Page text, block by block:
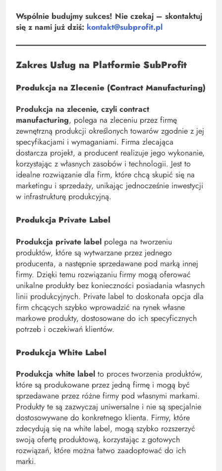
Wspólnie budujmy sukces! Nie czekaj – skontaktuj
się z nami już dziś: kontakt@subprofit.pl
Zakres Usług na Platformie SubProfit
Produkcja na Zlecenie (Contract Manufacturing)
Produkcja na zlecenie, czyli contract
manufacturing, polega na zleceniu przez firmę
zewnętrzną produkcji określonych towarów zgodnie z jej
specyfikacjami i wymaganiami. Firma zlecająca
dostarcza projekt, a producent realizuje jego wykonanie,
korzystając z własnych zasobów i technologii. Jest to
idealne rozwiązanie dla firm, które chcą skupić się na
marketingu i sprzedaży, unikając jednocześnie inwestycji
w infrastrukturę produkcyjną.
Produkcja Private Label
Produkcja private label polega na tworzeniu
produktów, które są wytwarzane przez jednego
producenta, a następnie sprzedawane pod marką innej
firmy. Dzięki temu rozwiązaniu firmy mogą oferować
unikalne produkty bez konieczności posiadania własnych
linii produkcyjnych. Private label to doskonała opcja dla
firm chcących szybko wprowadzić na rynek własne
markowe produkty, dostosowane do ich specyficznych
potrzeb i oczekiwań klientów.
Produkcja White Label
Produkcja white label to proces tworzenia produktów,
które są produkowane przez jedną firmę i mogą być
sprzedawane przez różne firmy pod własnymi markami.
Produkty te są zazwyczaj uniwersalne i nie są specjalnie
dostosowywane do konkretnego klienta. Firmy, które
zdecydują się na white label, mogą szybko rozszerzyć
swoją ofertę produktową, korzystając z gotowych
rozwiązań, które można łatwo zaadoptować do ich
marki.